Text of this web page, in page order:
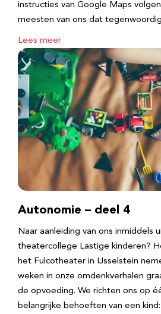
instructies van Google Maps
meesten van ons dat
Lees meer
Autonomie – deel 4
Naar aanleiding van ons inmiddels
theatercollege Lastige kinderen?
het Fulcotheater in IJsselstein
weken in onze omdenkverhalen
de opvoeding. We richten ons op
belangrijke behoeften van een